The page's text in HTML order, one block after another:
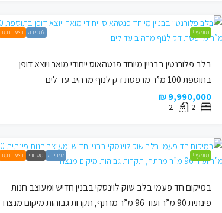
מומלץ ! למכירה הצעה חמה
בלב פלורנטין בבניין מיוחד פנטהאוס ייחודי מואר ויוצא דופן
בתוספת 100 מ”ר מרפסת דק לנוף מרהיב עד לים
9,990,000 ₪
2
2
מומלץ ! למכירה מסחרי הצעה חמה
במיקום חד פעמי בלב שוק לוינסקי בבנין חדיש ומעוצב חנות
פינתית 90 מ”ר ועוד 96 מ”ר מרתף, תקרות גבוהות מיקום מנצח